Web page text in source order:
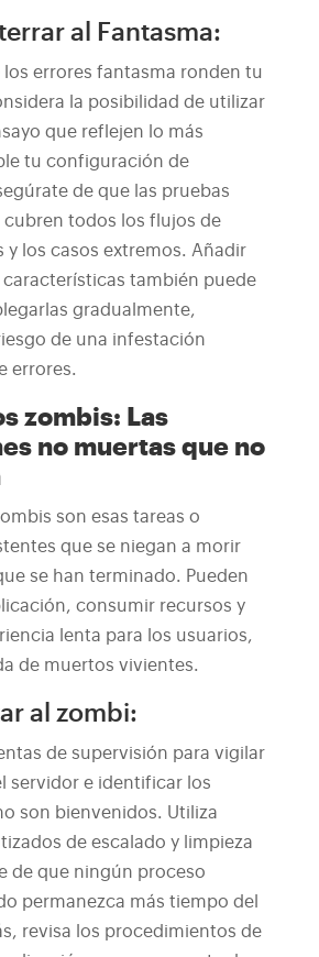
al Fantasma:
los errores fantasma ronden tu
la posibilidad de utilizar
que reflejen lo más
tu configuración de
de que las pruebas
todos los flujos de
y los casos extremos. Añadir
también puede
gradualmente,
de una infestación
errores.
zombis: Las
no muertas que no
son esas tareas o
que se niegan a morir
se han terminado. Pueden
consumir recursos y
lenta para los usuarios,
de muertos vivientes.
al zombi:
de supervisión para vigilar
servidor e identificar los
son bienvenidos. Utiliza
de escalado y limpieza
de que ningún proceso
permanezca más tiempo del
revisa los procedimientos de